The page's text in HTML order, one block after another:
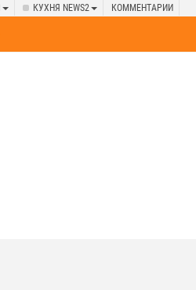
КУХНЯ NEWS2 КОММЕНТАРИИ